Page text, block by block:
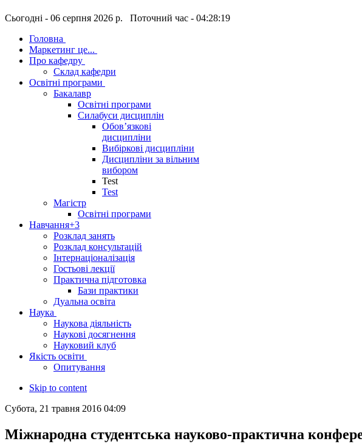
Сьогодні - 06 серпня 2026 р. Поточний час - 04:28:20
Головна
Маркетинг це...
Про кафедру
Склад кафедри
Освітні програми
Бакалавр
Освітні програми
Силабуси дисциплін
Обов’язкові
дисципліни
Вибіркові дисципліни
Дисципліни за вільним
вибором
Test
Test
Магістр
Освітні програми
Навчання+3
Розклад занять
Розклад консультацій
Інтернаціоналізація
Гостьові лекції
Практична підготовка
Бази практики
Дуальна освіта
Наука
Наукова діяльність
Наукові досягнення
Науковий клуб
Якість освіти
Опитування
Skip to content
Субота, 21 травня 2016 04:09
Міжнародна студентська науково-практична